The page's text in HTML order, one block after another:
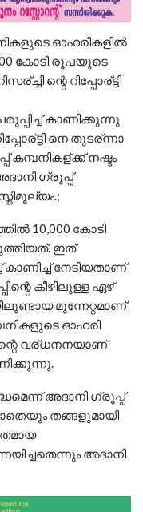
ഓഹരികളില്‍
കോടി രൂപയുടെ
ന്റെ റിപ്പോര്ട്ടി
കാണിക്കുന്നു
നെ തുടര്ന്നാ
നഷ്ടം
ഗ്രൂപ്പ്
10,000 കോടി
ഇത്
കാണിച്ച് നേടിയതാണ്
കീഴിലുള്ള ഏഴ്
മുന്നേറ്റമാണ്
ഓഹരി
വര്ധനനയാണ്
അദാനി ഗ്രൂപ്പ്
തങ്ങളുമായി
അദാനി